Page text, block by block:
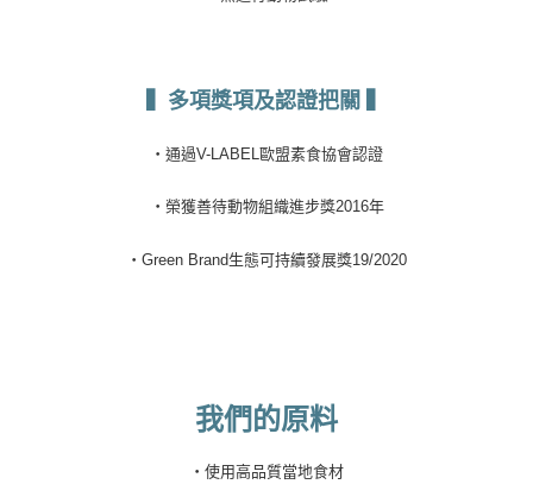
▍多項獎項及認證把關
・ 通過V-LABEL 歐盟素食協會認證
・ 榮獲善待動物組織進步獎2016年
・ Green Brand生態可持續發展獎19/2020
我們的原料
・ 使用高品質當地食材